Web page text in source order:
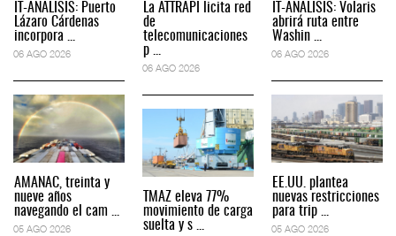
IT-ANÁLISIS: Puerto
Lázaro Cárdenas
incorpora ...
06 AGO 2026
AMANAC, treinta y
nueve años
navegando el cam ...
05 AGO 2026
La ATTRAPI licita red
de
telecomunicaciones
p ...
06 AGO 2026
TMAZ eleva 77%
movimiento de carga
suelta y s ...
IT-ANÁLISIS: Volaris
abrirá ruta entre
Washin ...
06 AGO 2026
EE.UU. plantea
nuevas restricciones
para trip ...
05 AGO 2026